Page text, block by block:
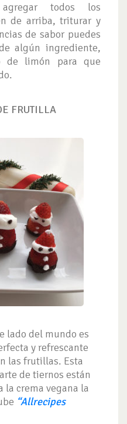
todos los
de arriba, triturar y
de sabor puedes
algún ingrediente,
de limón para que
FRUTILLA
lado del mundo es
y refrescante
las frutillas. Esta
de tiernos están
la crema vegana la
“Allrecipes